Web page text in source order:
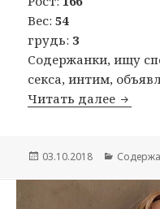
Вес:54
грудь: 3
Содержанки, ищу
секса, интим,
Читать далее
Опубликовано
03.10.2018 Рубрики